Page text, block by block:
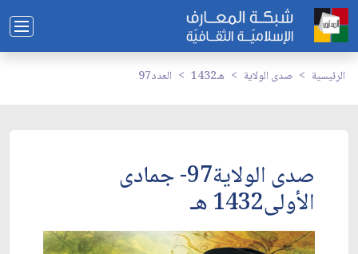
الرئيسية صدى الولاية 1432هـ العدد97
صدى الولاية97- جمادى
الأولى1432 هـ